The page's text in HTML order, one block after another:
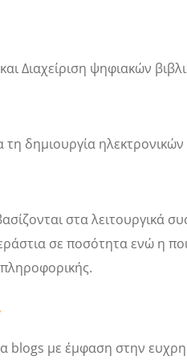
Διαχείριση ψηφιακών
δημιουργία
στα λειτουργικά
σε ποσότητα ενώ η
blogs με έμφαση στην